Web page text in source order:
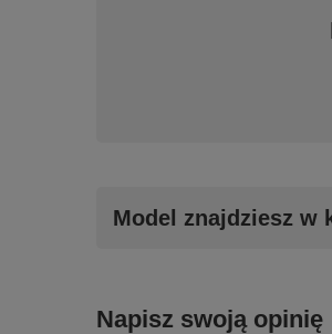
Model znajdziesz w
Napisz swoją opinię